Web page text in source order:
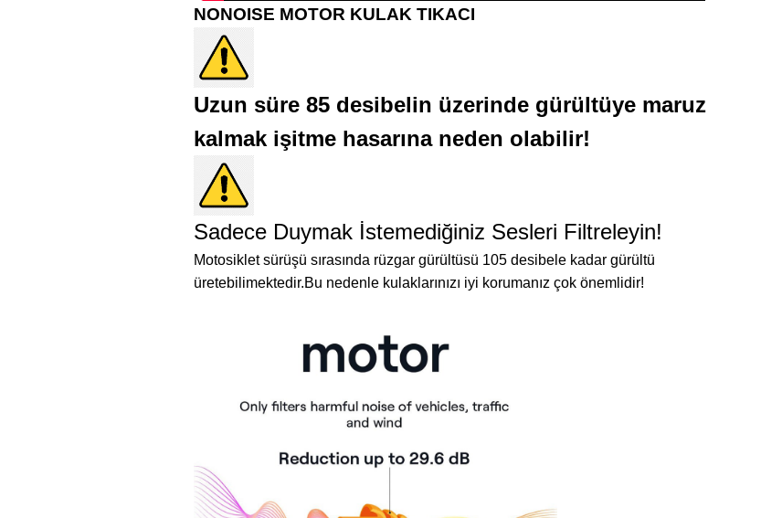
NONOISE MOTOR KULAK TIKACI
Uzun süre 85 desibelin üzerinde gürültüye maruz
kalmak işitme hasarına neden olabilir!
Sadece Duymak İstemediğiniz Sesleri Filtreleyin!
Motosiklet sürüşü sırasında rüzgar gürültüsü 105 desibele kadar gürültü
üretebilimektedir.Bu nedenle kulaklarınızı iyi korumanız çok önemlidir!